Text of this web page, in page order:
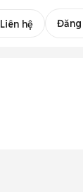
Liên hệ Đăng